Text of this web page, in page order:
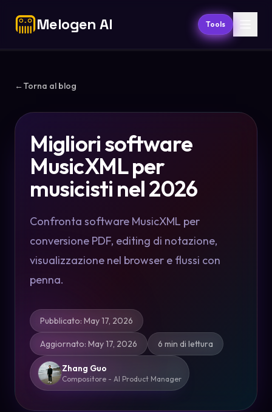
Melogen AI Tools
←Torna al blog
Migliori software
MusicXML per
musicisti nel 2026
Confronta software MusicXML per
conversione PDF, editing di notazione,
visualizzazione nel browser e flussi con
penna.
Pubblicato: May 17, 2026
Aggiornato: May 17, 2026 6 min di lettura
Zhang Guo
Compositore - AI Product Manager